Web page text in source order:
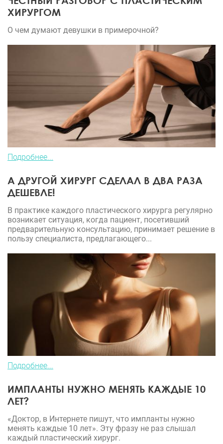
ХИРУРГОМ
О чем думают девушки в примерочной?
Подробнее...
А ДРУГОЙ ХИРУРГ СДЕЛАЛ В ДВА РАЗА
ДЕШЕВЛЕ!
В практике каждого пластического хирурга регулярно
возникает ситуация, когда пациент, посетивший
предварительную консультацию, принимает решение в
пользу специалиста, предлагающего...
Подробнее...
ИМПЛАНТЫ НУЖНО МЕНЯТЬ КАЖДЫЕ 10
ЛЕТ?
«Доктор, в Интернете пишут, что импланты нужно
менять каждые 10 лет». Эту фразу не раз слышал
каждый пластический хирург.